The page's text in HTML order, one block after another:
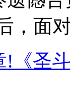
，面
!《圣